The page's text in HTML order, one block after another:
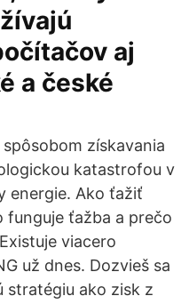
aj
a české
získavania
katastrofou v
energie. Ako ťažiť
funguje ťažba a prečo
viacero
už dnes. Dozvieš sa
stratégiu ako zisk z